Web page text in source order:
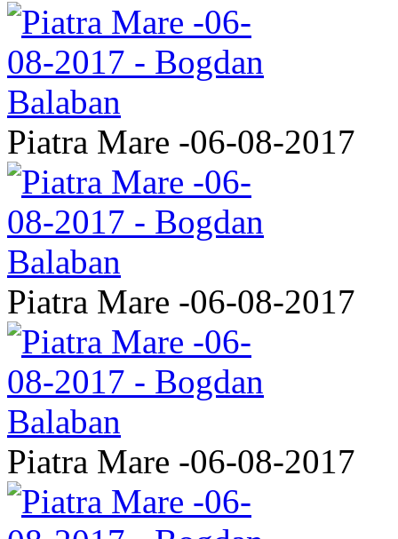
Piatra Mare -06-08-2017
Piatra Mare -06-08-2017
Piatra Mare -06-08-2017